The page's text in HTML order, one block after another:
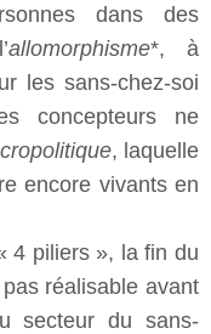
dans des
allomorphisme*, à
les sans-chez-soi
concepteurs ne
, laquelle
encore vivants en
4 piliers », la fin du
réalisable avant
secteur du sans-